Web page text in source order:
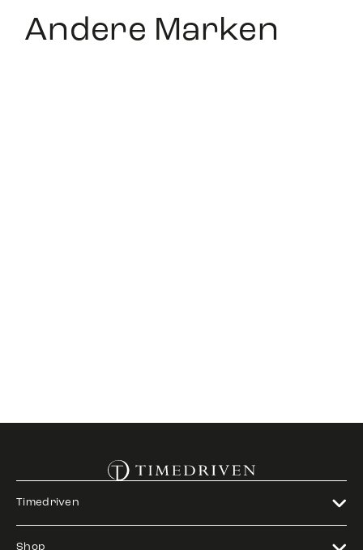
Andere Marken
Timedriven
Shop